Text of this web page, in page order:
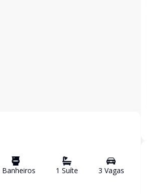
Banheiros 1 Suíte 3 Vagas